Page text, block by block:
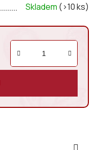
Skladem (>10 ks)